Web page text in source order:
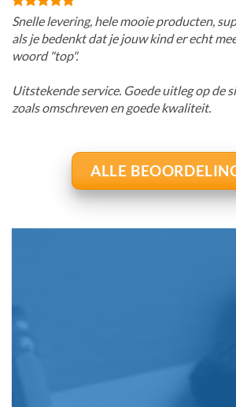
Snelle levering, hele mooie producten,
als je bedenkt dat je jouw kind er echt
woord "top".
Uitstekende service. Goede uitleg op de
zoals omschreven en goede kwaliteit.
ALLE